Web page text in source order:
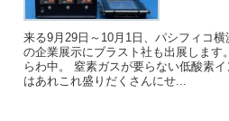
来る9月29日～10月1日、パシフィコ
の企業展示にブラスト社も出展します
らわ中。 窒素ガスが要らない低酸素
はあれこれ盛りだくさんにせ...